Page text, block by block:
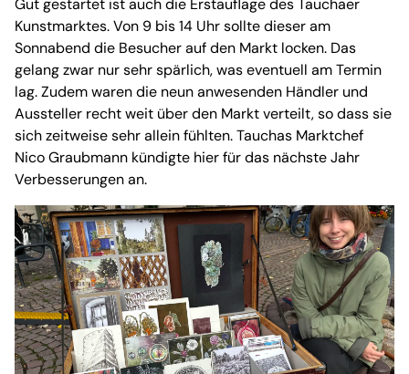
Gut gestartet ist auch die Erstauflage des Tauchaer
Kunstmarktes. Von 9 bis 14 Uhr sollte dieser am
Sonnabend die Besucher auf den Markt locken. Das
gelang zwar nur sehr spärlich, was eventuell am Termin
lag. Zudem waren die neun anwesenden Händler und
Aussteller recht weit über den Markt verteilt, so dass sie
sich zeitweise sehr allein fühlten. Tauchas Marktchef
Nico Graubmann kündigte hier für das nächste Jahr
Verbesserungen an.